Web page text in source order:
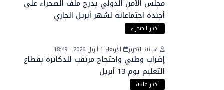
مجلس الأمن الدولي يدرج ملف الصحراء على
أجندة اجتماعاته لشهر أبريل الجاري
أخبار الصحراء
هيئة التحرير
الأربعاء 1 أبريل 2026 - 18:49
إضراب وطني واحتجاج مرتقب للدكاترة بقطاع
التعليم يوم 13 أبريل
أخبار عامة